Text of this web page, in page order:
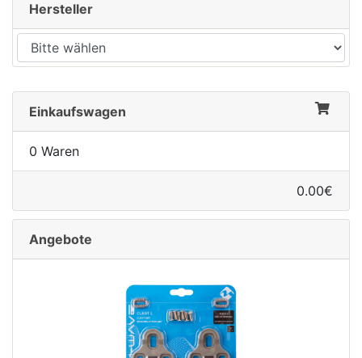
Hersteller
Einkaufswagen
0 Waren
0.00€
Angebote